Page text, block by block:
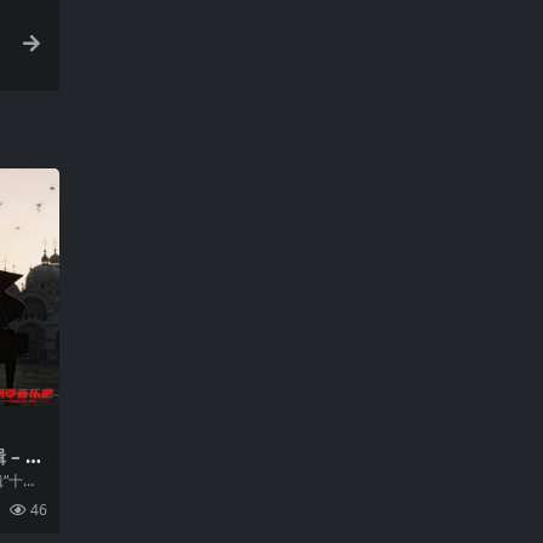
– 十
十一
造型
46